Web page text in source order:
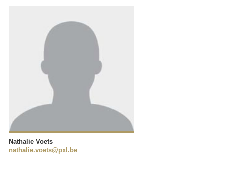
Nathalie Voets
nathalie.voets@pxl.be